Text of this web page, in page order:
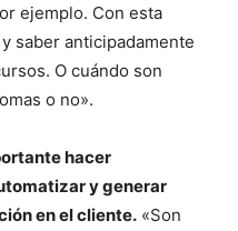
ejemplo. Con esta
saber anticipadamente
O cuándo son
o no».
hacer
y generar
en el cliente. «Son